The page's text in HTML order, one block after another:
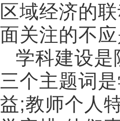
区域经济的
面关注的不
学科建设
三个主题词
益;教师个人